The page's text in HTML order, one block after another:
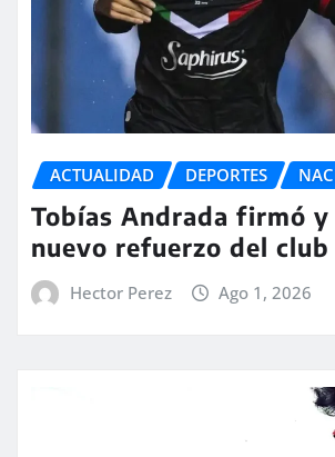
ACTUALIDAD DEPORTES
Tobías Andrada firmó y
nuevo refuerzo del club
Hector Perez Ago 1, 2026